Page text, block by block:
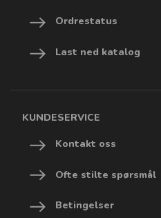
Ordrestatus
Last ned katalog
KUNDESERVICE
Kontakt oss
Ofte stilte spørsmål
Betingelser